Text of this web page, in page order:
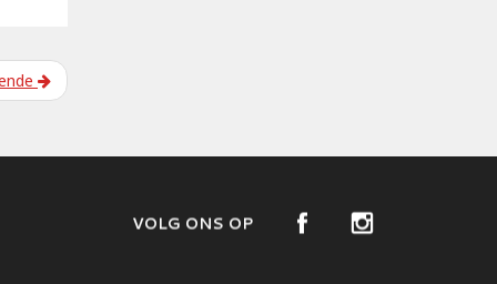
VOLG ONS OP